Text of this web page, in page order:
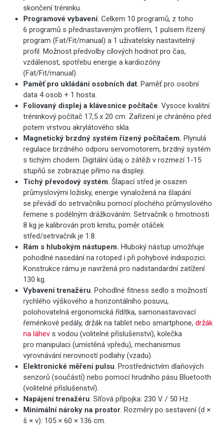
skončení tréninku.
Programové vybavení. Celkem 10 programů, z toho
6 programů s přednastaveným profilem, 1 pulsem řízený
program (Fat/Fit/manual) a 1 uživatelsky nastavitelný
profil. Možnost předvolby cílových hodnot pro čas,
vzdálenost, spotřebu energie a kardiozóny
(Fat/Fit/manual).
Paměť pro ukládání osobních dat. Paměť pro osobní
data 4 osob + 1 hosta.
Foliovaný displej a klávesnice počítače. Vysoce kvalitní
tréninkový počítač 17,5 x 20 cm. Zařízení je chráněno před
potem vrstvou akrylátového skla.
Magnetický brzdný systém řízený počítačem. Plynulá
regulace brzdného odporu servomotorem, brzdný systém
s tichým chodem. Digitální údaj o zátěži v rozmezí 1-15
stupňů se zobrazuje přímo na displeji.
Tichý převodový systém. Šlapací střed je osazen
průmyslovými ložisky, energie vynaložená na šlapání
se převádí do setrvačníku pomocí plochého průmyslového
řemene s podélným drážkováním. Setrvačník o hmotnosti
8 kg je kalibrován proti kmitu, poměr otáček
střed/setrvačník je 1:8.
Rám s hlubokým nástupem. Hluboký nástup umožňuje
pohodlné nasedání na rotoped i při pohybové indispozici.
Konstrukce rámu je navržená pro nadstandardní zatížení
130 kg.
Vybavení trenažéru. Pohodlné fitness sedlo s možností
rychlého výškového a horizontálního posuvu,
polohovatelná ergonomická řídítka, samonastavovací
řeménkové pedály, držák na tablet nebo smartphone, držák
na láhev s vodou (volitelné příslušenství), kolečka
pro manipulaci (umístěná vpředu), mechanismus
vyrovnávání nerovností podlahy (vzadu).
Elektronické měření pulsu. Prostřednictvím dlaňových
senzorů (součástí) nebo pomocí hrudního pásu Bluetooth
(volitelné příslušenství).
Napájení trenažéru. Síťová přípojka: 230 V / 50 Hz.
Minimální nároky na prostor. Rozměry po sestavení (d ×
š × v): 105 × 60 × 136 cm.